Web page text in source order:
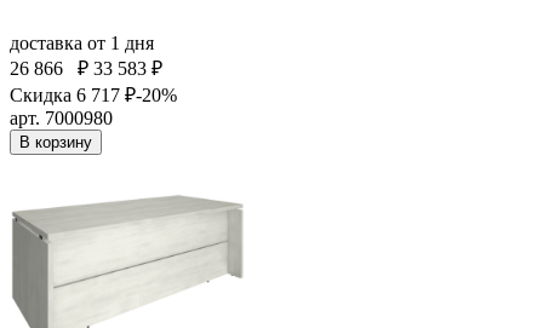
доставка от 1 дня
26 866
₽ 33 583 ₽
Скидка 6 717 ₽-20%
арт. 7000980
В корзину